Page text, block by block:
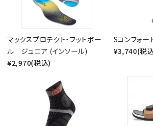
マックスプロテクト・フットボー
ル ジュニア (インソール)
¥2,970(税込)
Sコンフォー
¥3,740(税